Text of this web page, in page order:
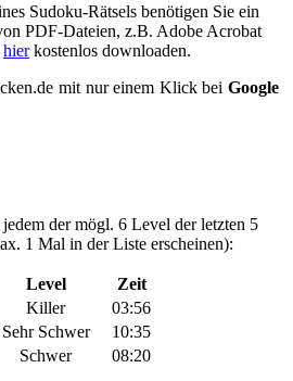
Sudoku-Rätsels benötigen Sie ein
PDF-Dateien, z.B. Adobe Acrobat
hierkostenlos downloaden.
mit nur einem Klick bei Google
der mögl. 6 Level der letzten 5
1 Mal in der Liste erscheinen):
Level
Zeit
Killer
03:56
Sehr Schwer
10:35
Schwer 08:20